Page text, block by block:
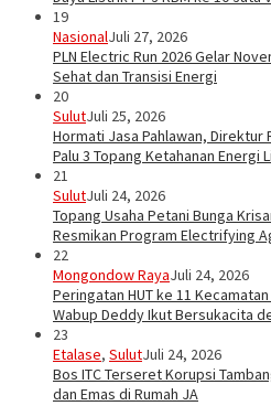
19
NasionalJuli 27, 2026
PLN Electric Run 2026 Gelar
Sehat dan Transisi Energi
20
SulutJuli 25, 2026
Hormati Jasa Pahlawan, Direktur
Palu 3 Topang Ketahanan Energi
21
SulutJuli 24, 2026
Topang Usaha Petani Bunga
Resmikan Program Electrifying
22
Mongondow RayaJuli 24, 2026
Peringatan HUT ke 11
Wabup Deddy Ikut Bersukacita
23
Etalase, SulutJuli 24, 2026
Bos ITC Terseret Korupsi
dan Emas di Rumah JA